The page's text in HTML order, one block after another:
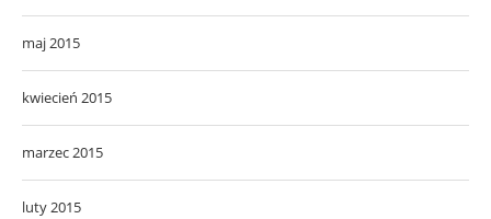
maj 2015
kwiecień 2015
marzec 2015
luty 2015